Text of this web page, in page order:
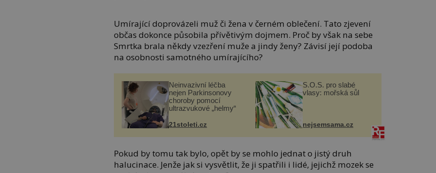
Umírající doprovázeli muž či žena v černém oblečení. Tato zjevení
občas dokonce působila přívětivým dojmem. Proč by však na sebe
Smrtka brala někdy vzezření muže a jindy ženy? Závisí její podoba
na osobnosti samotného umírajícího?
Neinvazivní léčba
nejen Parkinsonovy
choroby pomocí
ultrazvukové „helmy“
21stoleti.cz
S.O.S. pro slabé
vlasy: mořská sůl
nejsemsama.cz
Pokud by tomu tak bylo, opět by se mohlo jednat o jistý druh
halucinace. Jenže jak si vysvětlit, že ji spatřili i lidé, jejichž mozek se